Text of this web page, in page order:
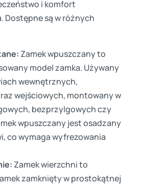
i komfort
Dostępne są w różnych
Zamek wpuszczany to
model zamka. Używany
wewnętrznych,
wejściowych, montowany w
bezprzylgowych czy
wpuszczany jest osadzany
co wymaga wyfrezowania
Zamek wierzchni to
zamknięty w prostokątnej